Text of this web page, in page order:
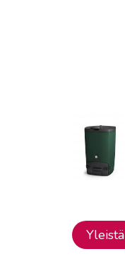
Yleistä